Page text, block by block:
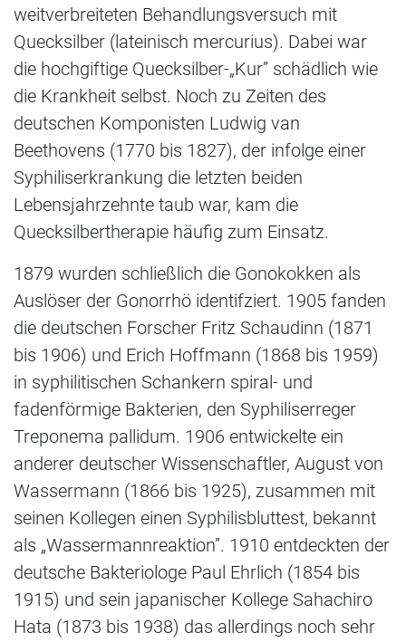
weitverbreiteten Behandlungsversuch mit
Quecksilber (lateinisch mercurius). Dabei war
die hochgiftige Quecksilber-„Kur” schädlich wie
die Krankheit selbst. Noch zu Zeiten des
deutschen Komponisten Ludwig van
Beethovens (1770 bis 1827), der infolge einer
Syphiliserkrankung die letzten beiden
Lebensjahrzehnte taub war, kam die
Quecksilbertherapie häufig zum Einsatz.
1879 wurden schließlich die Gonokokken als
Auslöser der Gonorrhö identifziert. 1905 fanden
die deutschen Forscher Fritz Schaudinn (1871
bis 1906) und Erich Hoffmann (1868 bis 1959)
in syphilitischen Schankern spiral- und
fadenförmige Bakterien, den Syphiliserreger
Treponema pallidum. 1906 entwickelte ein
anderer deutscher Wissenschaftler, August von
Wassermann (1866 bis 1925), zusammen mit
seinen Kollegen einen Syphilisbluttest, bekannt
als „Wassermannreaktion”. 1910 entdeckten der
deutsche Bakteriologe Paul Ehrlich (1854 bis
1915) und sein japanischer Kollege Sahachiro
Hata (1873 bis 1938) das allerdings noch sehr